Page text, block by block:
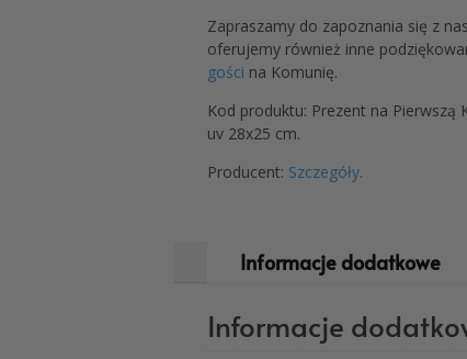
Zapraszamy do zapoznania się z
oferujemy również inne
gości na Komunię.
Kod produktu: Prezent na Pierwszą
uv 28x25 cm.
Producent: Szczegóły.
Informacje dodatkowe
Informacje